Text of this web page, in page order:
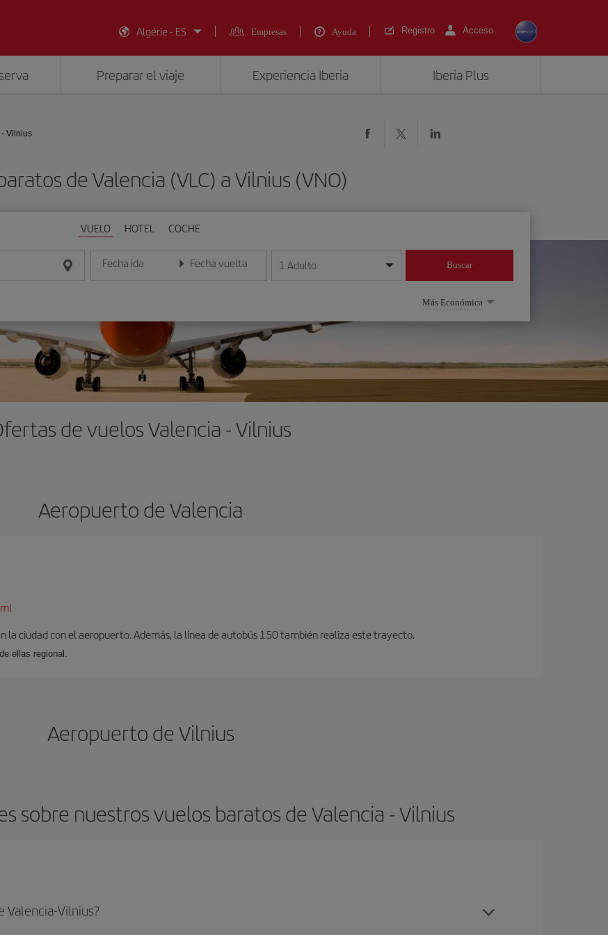
Algérie - ES
Empresas Ayuda Registro Acceso
Preparar el viaje Experiencia Iberia Iberia Plus
Vilnius
de Valencia (VLC) a Vilnius (VNO)
VUELO HOTEL COCHE
Fecha ida
Introduce la fecha en formato día/mes/año
Fecha vuelta
Introduce la fecha en formato día/mes/año
1 Adulto Buscar
Más Económica
de vuelos Valencia - Vilnius
Aeropuerto de Valencia
la ciudad con el aeropuerto. Además, la línea de autobús 150 también realiza este trayecto.
ellas regional.
Aeropuerto de Vilnius
sobre nuestros vuelos baratos de Valencia - Vilnius
Valencia-Vilnius?